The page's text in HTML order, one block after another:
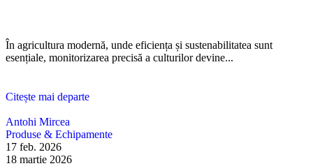
În agricultura modernă, unde eficiența și sustenabilitatea sunt
esențiale, monitorizarea precisă a culturilor devine...
Citește mai departe
Antohi Mircea
Produse & Echipamente
17 feb. 2026
18 martie 2026